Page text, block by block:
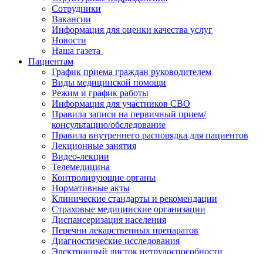
Сотрудники
Вакансии
Информация для оценки качества услуг
Новости
​​Наша газета
Пациентам
График приема граждан руководителем
Виды медицинской помощи
Режим и график работы
Информация для участников СВО
Правила записи на первичный прием/
консультацию/обследование
Правила внутреннего распорядка для пациентов
Лекционные занятия
Видео-лекции
Телемедицина
Контролирующие органы
Нормативные акты
Клинические стандарты и рекомендации
Страховые медицинские организации
Диспансеризация населения
Перечни лекарственных препаратов
Диагностические исследования
Электронный листок нетрудоспособности